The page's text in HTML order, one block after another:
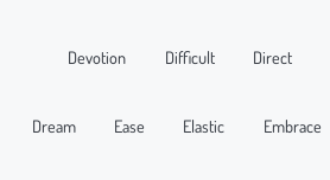
Devotion Difficult Direct
Dream Ease Elastic Embrace